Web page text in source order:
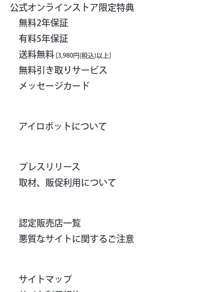
公式オンラインストア限定特典
無料2年保証
有料5年保証
送料無料 [3,980円(税込)以上]
無料引き取りサービス
メッセージカード
アイロボットについて
プレスリリース
取材、販促利用について
認定販売店一覧
悪質なサイトに関するご注意
サイトマップ